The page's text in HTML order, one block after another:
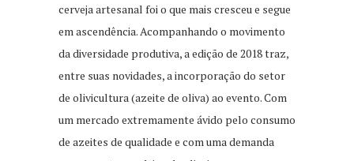
cerveja artesanal foi o que mais cresceu e segue
em ascendência. Acompanhando o movimento
da diversidade produtiva, a edição de 2018 traz,
entre suas novidades, a incorporação do setor
de olivicultura (azeite de oliva) ao evento. Com
um mercado extremamente ávido pelo consumo
de azeites de qualidade e com uma demanda